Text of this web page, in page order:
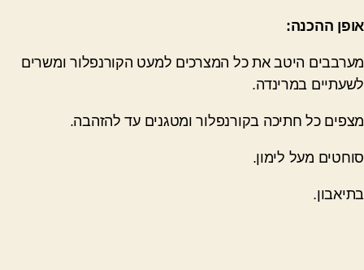
אופן ההכנה:
מערבבים היטב את כל המצרכים למעט הקורנפלור ומשרים
לשעתיים במרינדה.
מצפים כל חתיכה בקורנפלור ומטגנים עד להזהבה.
סוחטים מעל לימון.
בתיאבון.